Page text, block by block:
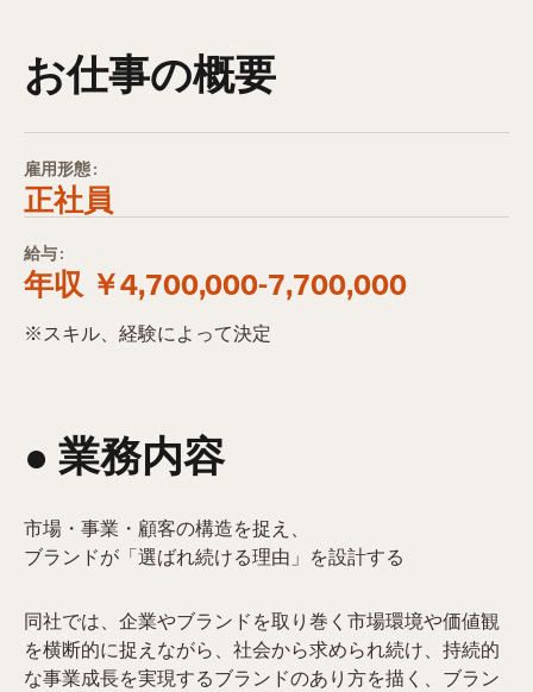
お仕事の概要
雇用形態:
正社員
給与:
年収 ￥4,700,000-7,700,000
※スキル、経験によって決定
● 業務内容​
市場・事業・顧客の構造を捉え、
ブランドが「選ばれ続ける理由」を設計する
同社では、企業やブランドを取り巻く市場環境や価値観
を横断的に捉えながら、社会から求められ続け、持続的
な事業成長を実現するブランドのあり方を描く、ブラン